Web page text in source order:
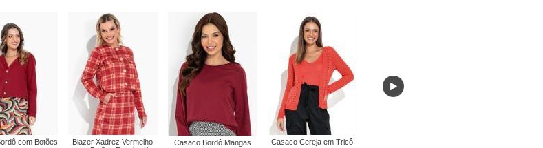
com Botões
Blazer Xadrez Vermelho
Casaco Bordô Mangas
Casaco Cereja em Tricô